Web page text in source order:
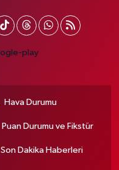
Hava Durumu
Puan Durumu ve Fikstür
Son Dakika Haberleri